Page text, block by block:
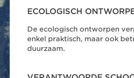
ECOLOGISCH
De ecologisch ontworpen
enkel praktisch, maar ook
duurzaam.